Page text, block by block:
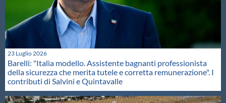
23 Luglio 2026
Barelli: "Italia modello. Assistente bagnanti professionista
della sicurezza che merita tutele e corretta remunerazione". I
contributi di Salvini e Quintavalle